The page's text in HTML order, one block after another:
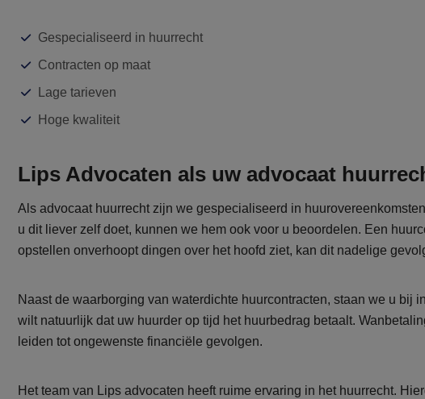
Gespecialiseerd in huurrecht
Contracten op maat
Lage tarieven
Hoge kwaliteit
Lips Advocaten als uw advocaat
Als advocaat huurrecht zijn we gespecialiseerd in
u dit liever zelf doet, kunnen we hem ook voor u beoordelen. Een
opstellen onverhoopt dingen over het hoofd ziet, kan dit nadelige
Naast de waarborging van waterdichte huurcontracten, staan we u bij
wilt natuurlijk dat uw huurder op tijd het huurbedrag betaalt.
leiden tot ongewenste financiële gevolgen.
Het team van Lips advocaten heeft ruime ervaring in het huurrecht.